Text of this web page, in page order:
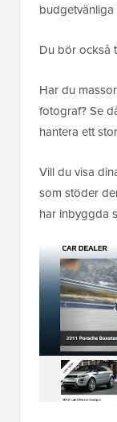
Du bör också
Har du
fotograf? Se
hantera ett
Vill du visa
som stöder
har inbyggda